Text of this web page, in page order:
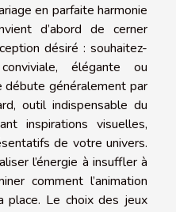
en parfaite harmonie
d’abord de cerner
désiré : souhaitez-
élégante ou
débute généralement par
outil indispensable du
inspirations visuelles,
de votre univers.
l’énergie à insuffler à
comment l’animation
place. Le choix des jeux